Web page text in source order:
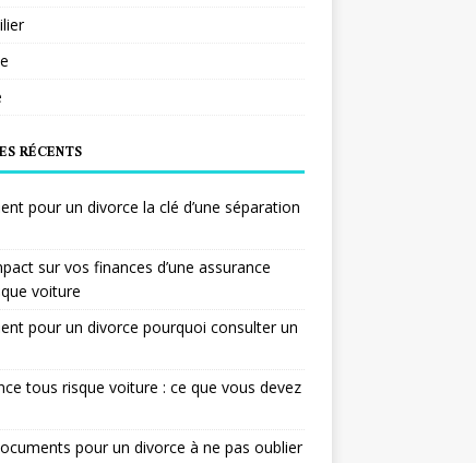
RÉCENTS
pour un divorce la clé d’une séparation
sur vos finances d’une assurance
voiture
pour un divorce pourquoi consulter un
tous risque voiture : ce que vous devez
pour un divorce à ne pas oublier